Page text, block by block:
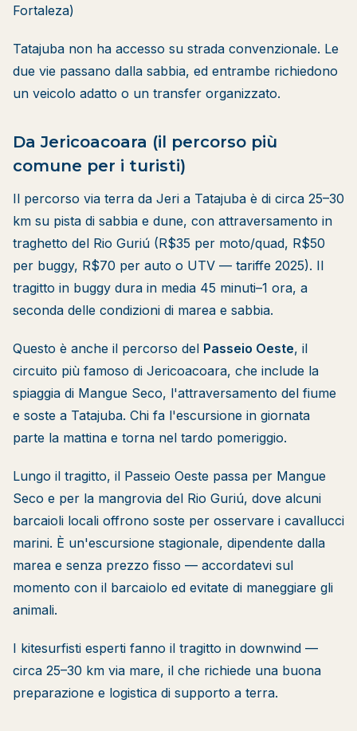
Fortaleza)
Tatajuba non ha accesso su strada convenzionale. Le
due vie passano dalla sabbia, ed entrambe richiedono
un veicolo adatto o un transfer organizzato.
Da Jericoacoara (il percorso più
comune per i turisti)
Il percorso via terra da Jeri a Tatajuba è di circa 25–30
km su pista di sabbia e dune, con attraversamento in
traghetto del Rio Guriú (R$35 per moto/quad, R$50
per buggy, R$70 per auto o UTV — tariffe 2025). Il
tragitto in buggy dura in media 45 minuti–1 ora, a
seconda delle condizioni di marea e sabbia.
Questo è anche il percorso del Passeio Oeste, il
circuito più famoso di Jericoacoara, che include la
spiaggia di Mangue Seco, l'attraversamento del fiume
e soste a Tatajuba. Chi fa l'escursione in giornata
parte la mattina e torna nel tardo pomeriggio.
Lungo il tragitto, il Passeio Oeste passa per Mangue
Seco e per la mangrovia del Rio Guriú, dove alcuni
barcaioli locali offrono soste per osservare i cavallucci
marini. È un'escursione stagionale, dipendente dalla
marea e senza prezzo fisso — accordatevi sul
momento con il barcaiolo ed evitate di maneggiare gli
animali.
I kitesurfisti esperti fanno il tragitto in downwind —
circa 25–30 km via mare, il che richiede una buona
preparazione e logistica di supporto a terra.